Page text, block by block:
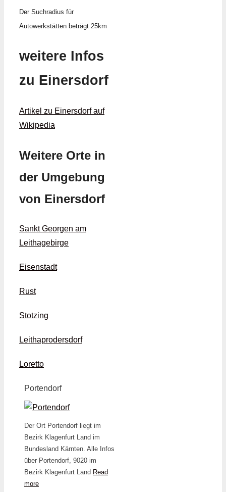
Der Suchradius für
Autowerkstätten beträgt 25km
weitere Infos
zu Einersdorf
Artikel zu Einersdorf auf
Wikipedia
Weitere Orte in
der Umgebung
von Einersdorf
Sankt Georgen am
Leithagebirge
Eisenstadt
Rust
Stotzing
Leithaprodersdorf
Loretto
Portendorf
Der Ort Portendorf liegt im
Bezirk Klagenfurt Land im
Bundesland Kärnten. Alle Infos
über Portendorf, 9020 im
Bezirk Klagenfurt Land Read
more